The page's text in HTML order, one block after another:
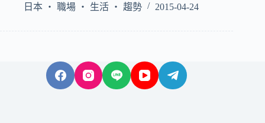
日本 ‧ 職場 ‧ 生活 ‧ 趨勢
2015-04-24